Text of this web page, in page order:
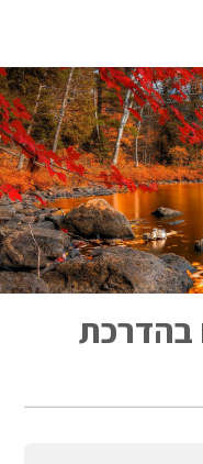
בהדרכת